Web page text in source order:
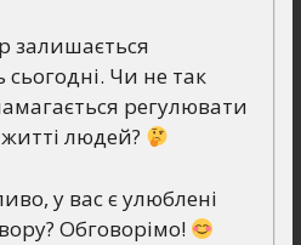
залишається
Чи не так
регулювати
людей?
у вас є улюблені
Обговорімо!